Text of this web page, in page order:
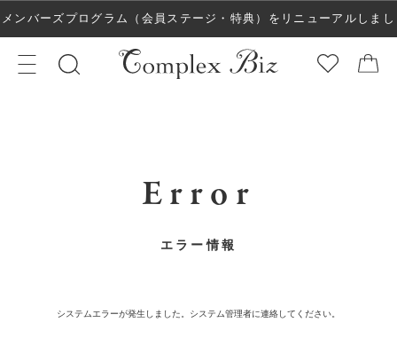
メンバーズプログラム（会員ステージ・特典）をリニューアルしまし
た！
Error
エラー情報
システムエラーが発生しました。システム管理者に連絡してください。